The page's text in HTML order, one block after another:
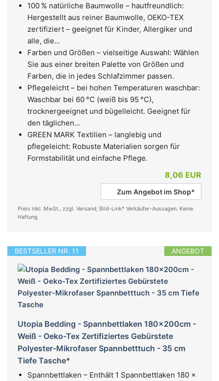
100 % natürliche Baumwolle – hautfreundlich:
Hergestellt aus reiner Baumwolle, OEKO-TEX
zertifiziert – geeignet für Kinder, Allergiker und
alle, die...
Farben und Größen – vielseitige Auswahl: Wählen
Sie aus einer breiten Palette von Größen und
Farben, die in jedes Schlafzimmer passen.
Pflegeleicht – bei hohen Temperaturen waschbar:
Waschbar bei 60 °C (weiß bis 95 °C),
trocknergeeignet und bügelleicht. Geeignet für
den täglichen...
GREEN MARK Textilien – langlebig und
pflegeleicht: Robuste Materialien sorgen für
Formstabilität und einfache Pflege.
8,06 EUR
Zum Angebot im Shop*
Preis inkl. MwSt., zzgl. Versand; Bild-Link* Verkäufer-Aussagen. Keine
Haftung
ANGEBOT
BESTSELLER NR. 11
Utopia Bedding - Spannbettlaken 180x200cm -
Weiß - Oeko-Tex Zertifiziertes Gebürstete
Polyester-Mikrofaser Spannbetttuch - 35 cm
Tiefe Tasche*
Spannbettlaken – Enthält 1 Spannbettlaken 180 x